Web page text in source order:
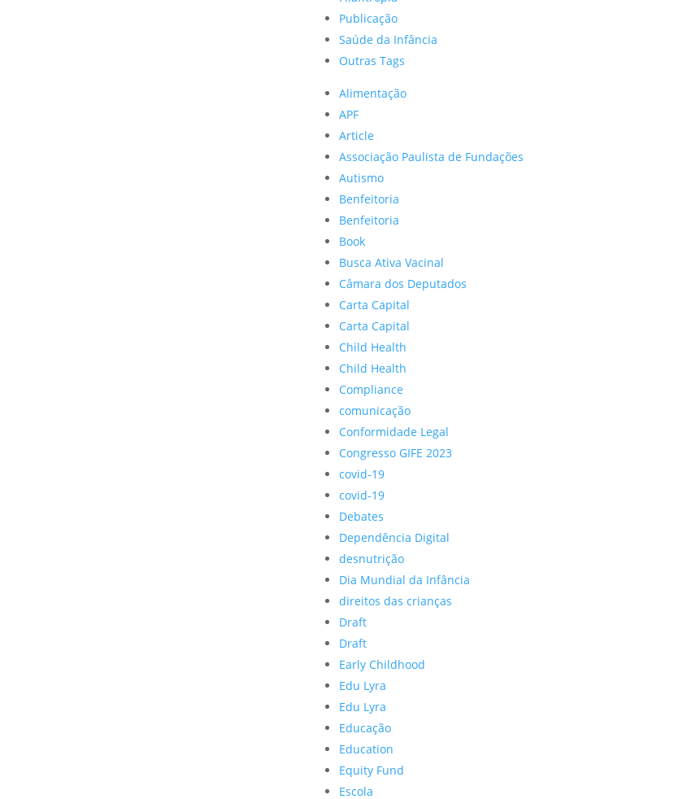
Publicação
Saúde da Infância
Outras Tags
Alimentação
APF
Article
Associação Paulista de Fundações
Autismo
Benfeitoria
Benfeitoria
Book
Busca Ativa Vacinal
Câmara dos Deputados
Carta Capital
Carta Capital
Child Health
Child Health
Compliance
comunicação
Conformidade Legal
Congresso GIFE 2023
covid-19
covid-19
Debates
Dependência Digital
desnutrição
Dia Mundial da Infância
direitos das crianças
Draft
Draft
Early Childhood
Edu Lyra
Edu Lyra
Educação
Education
Equity Fund
Escola